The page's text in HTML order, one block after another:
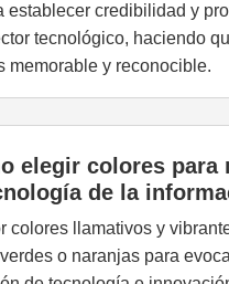
establecer credibilidad y
tecnológico, haciendo
memorable y reconocible.
elegir colores para
de la
colores llamativos y
o naranjas para